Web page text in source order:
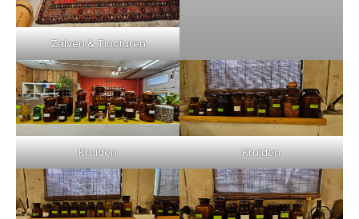
Zalven & Tincturen
Kruiden Kruiden